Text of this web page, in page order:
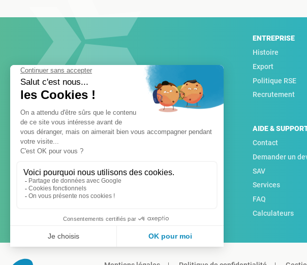
ENTREPRISE
Histoire
Export
Politique RSE
Recrutement
AIDE &
Contact
Demander un
SAV
Services
FAQ
Calculateurs